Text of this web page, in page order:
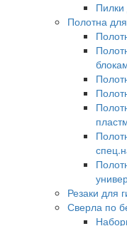
Пилки
Полотна
Резаки для
Сверла по